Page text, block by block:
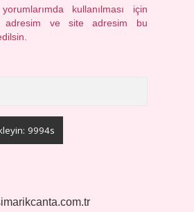
kullanılması için
adresim ve site adresim bu